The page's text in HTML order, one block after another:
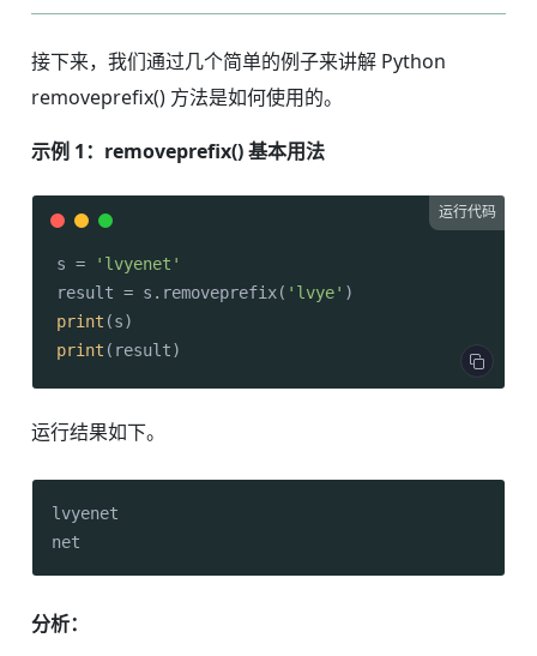
接下来，我们通过几个简单的例子来讲解 Python
removeprefix() 方法是如何使用的。
示例 1：removeprefix() 基本用法
运行代码
s =
'lvyenet'
result = s.removeprefix( 'lvye'
print
print (result)
运行结果如下。
lvyenet
net
分析：